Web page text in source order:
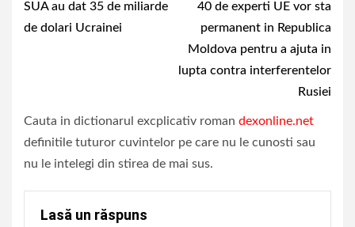
Reading
SUA au dat 35 de miliarde
de dolari Ucrainei
40 de experti UE vor sta
permanent in Republica
Moldova pentru a ajuta in
lupta contra interferentelor
Rusiei
Cauta in dictionarul excplicativ roman dexonline.net
definitile tuturor cuvintelor pe care nu le cunosti sau
nu le intelegi din stirea de mai sus.
Lasă un răspuns